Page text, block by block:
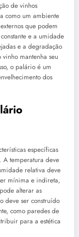
de vinhos
como um ambiente
que podem
e a umidade
e a degradação
mantenha seu
o palário é um
dos
específicas
A temperatura deve
relativa deve
mínima e indireta,
alterar as
deve ser construído
como paredes de
para a estética